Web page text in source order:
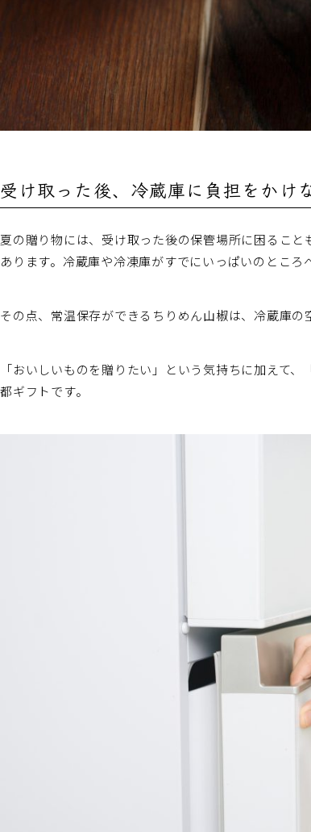
受け取った後、冷蔵庫に負担をかけ
夏の贈り物には、受け取った後の保管場所に困るこ
あります。冷蔵庫や冷凍庫がすでにいっぱいのとこ
その点、常温保存ができるちりめん山椒は、冷蔵庫の
「おいしいものを贈りたい」という気持ちに加えて
都ギフトです。